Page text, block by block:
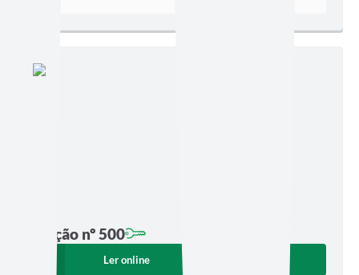
Edição nº 500
Ler online